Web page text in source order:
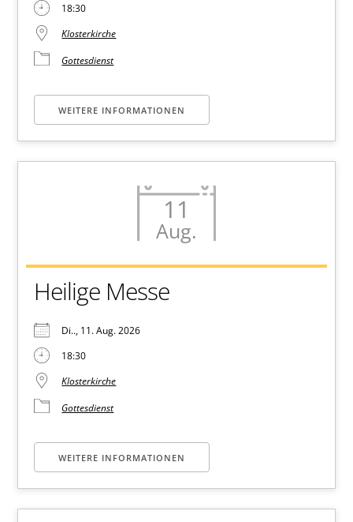
18:30
Klosterkirche
Gottesdienst
WEITERE INFORMATIONEN
11
Aug.
Heilige Messe
Di.., 11. Aug. 2026
18:30
Klosterkirche
Gottesdienst
WEITERE INFORMATIONEN